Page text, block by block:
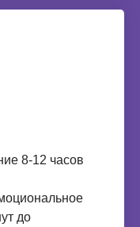
8-12 часов
до